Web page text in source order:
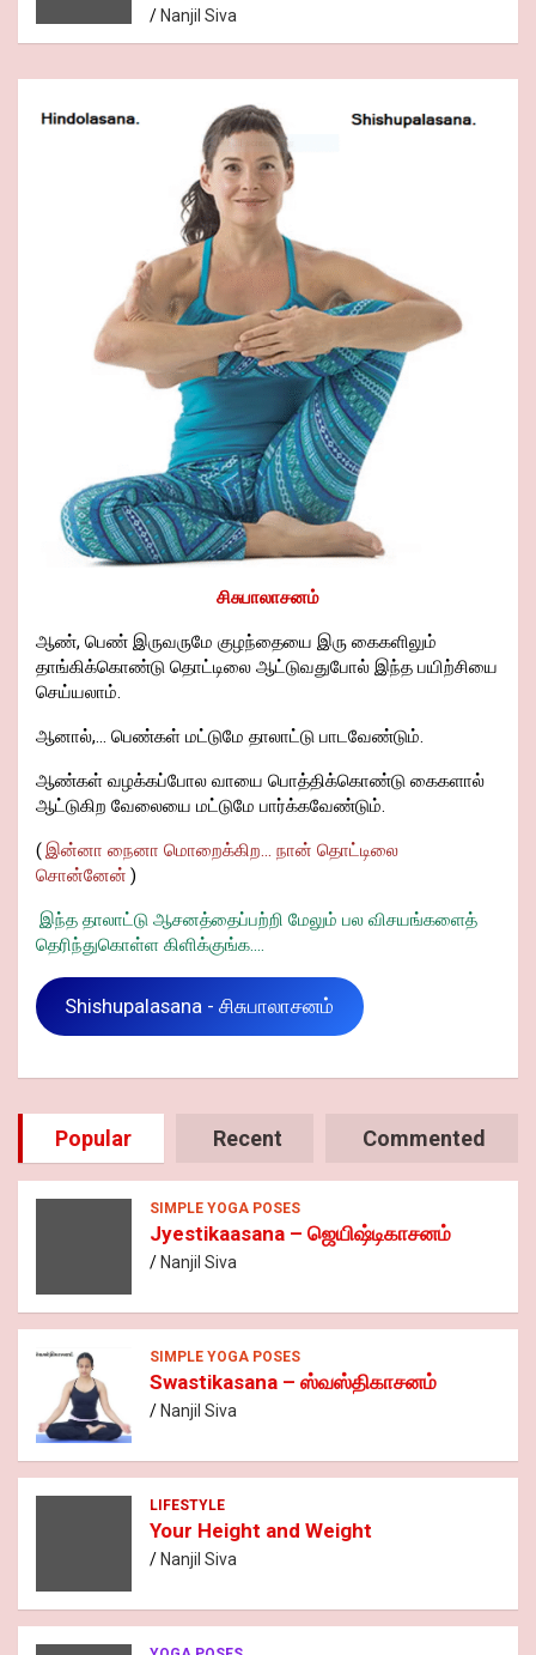
Nanjil Siva
சிசுபாலாசனம்
ஆண், பெண் இருவருமே குழந்தையை இரு கைகளிலும்
தாங்கிக்கொண்டு தொட்டிலை ஆட்டுவதுபோல் இந்த பயிற்சியை
செய்யலாம்.
ஆனால்,... பெண்கள் மட்டுமே தாலாட்டு பாடவேண்டும்.
ஆண்கள் வழக்கப்போல வாயை பொத்திக்கொண்டு கைகளால்
ஆட்டுகிற வேலையை மட்டுமே பார்க்கவேண்டும்.
(இன்னா நைனா மொறைக்கிற... நான் தொட்டிலை
சொன்னேன் )
இந்த தாலாட்டு ஆசனத்தைப்பற்றி மேலும் பல விசயங்களைத்
தெரிந்துகொள்ள கிளிக்குங்க....
Shishupalasana - சிசுபாலாசனம்
Popular Recent Commented
SIMPLE YOGA POSES
Jyestikaasana – ஜெயிஷ்டிகாசனம்
Nanjil Siva
SIMPLE YOGA POSES
Swastikasana – ஸ்வஸ்திகாசனம்
Nanjil Siva
LIFESTYLE
Your Height and Weight
Nanjil Siva